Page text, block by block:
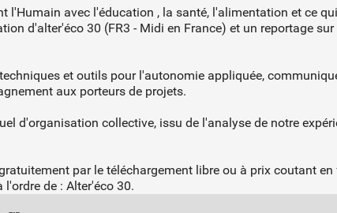
l'Humain avec l'éducation , la santé, l'alimentation et ce
d'alter'éco 30 (FR3 - Midi en France) et un reportage
et outils pour l'autonomie appliquée, communique
aux porteurs de projets.
d'organisation collective, issu de l'analyse de notre
par le téléchargement libre ou à prix coutant
de : Alter'éco 30.